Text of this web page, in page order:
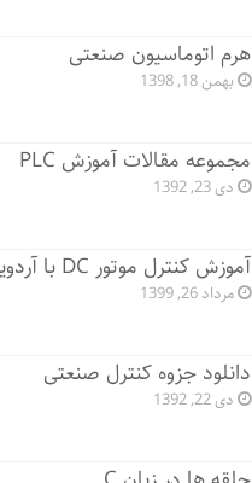
هرم اتوماسیون صنعتی
بهمن 18, 1398
مجموعه مقالات آموزش PLC
دی 23, 1392
آموزش کنترل موتور DC با آردوینو
مرداد 26, 1399
دانلود جزوه کنترل صنعتی
دی 22, 1392